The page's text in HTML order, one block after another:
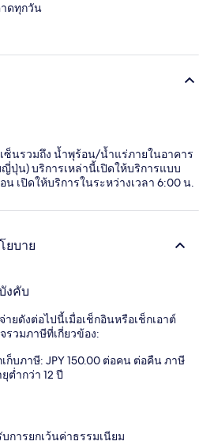
ดทุกวัน
ซ็นรวมถึง น้ำพุร้อน/น้ำแร่ภายในอาคาร
ปุ่น) บริการเหล่านี้เปิดให้บริการแบบ
เปิดให้บริการในระหว่างเวลา 6:00 น.
ยบาย
งคับ
ายดังต่อไปนี้เมื่อเช็กอินหรือเช็กเอาต์
รวมภาษีที่เกี่ยวข้อง:
เก็บภาษี: JPY 150.00 ต่อคน ต่อคืน ภาษี
ต่ำกว่า 12 ปี
การยกเว้นค่าธรรมเนียม